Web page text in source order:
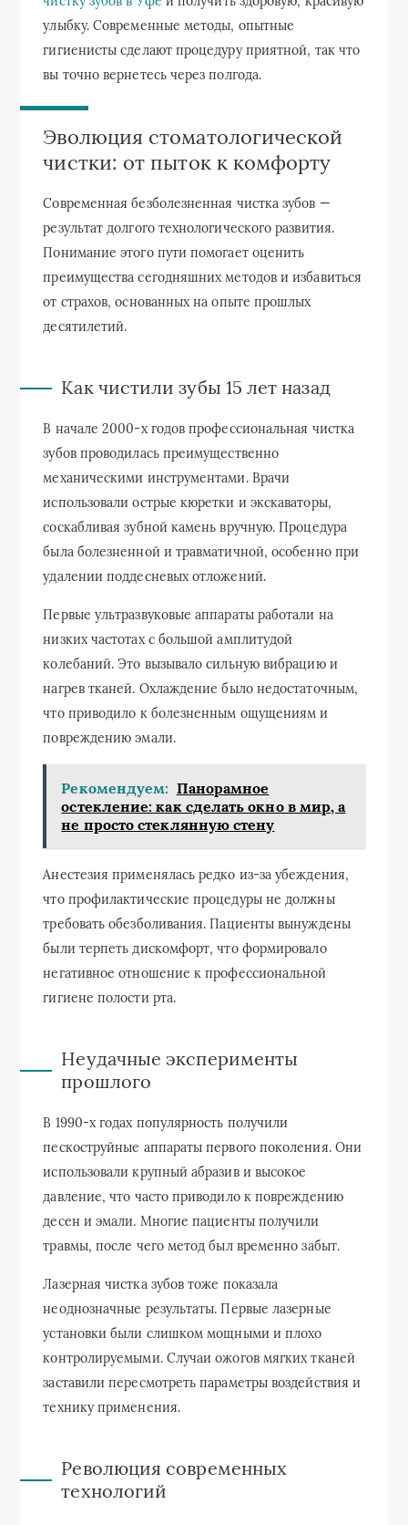
улыбку. Современные методы, опытные
гигиенисты сделают процедуру приятной, так что
вы точно вернетесь через полгода.
Эволюция стоматологической
чистки: от пыток к комфорту
Современная безболезненная чистка зубов —
результат долгого технологического развития.
Понимание этого пути помогает оценить
преимущества сегодняшних методов и избавиться
от страхов, основанных на опыте прошлых
десятилетий.
Как чистили зубы 15 лет назад
В начале 2000-х годов профессиональная чистка
зубов проводилась преимущественно
механическими инструментами. Врачи
использовали острые кюретки и экскаваторы,
соскабливая зубной камень вручную. Процедура
была болезненной и травматичной, особенно при
удалении поддесневых отложений.
Первые ультразвуковые аппараты работали на
низких частотах с большой амплитудой
колебаний. Это вызывало сильную вибрацию и
нагрев тканей. Охлаждение было недостаточным,
что приводило к болезненным ощущениям и
повреждению эмали.
Рекомендуем: Панорамное
остекление: как сделать окно в мир, а
не просто стеклянную стену
Анестезия применялась редко из-за убеждения,
что профилактические процедуры не должны
требовать обезболивания. Пациенты вынуждены
были терпеть дискомфорт, что формировало
негативное отношение к профессиональной
гигиене полости рта.
Неудачные эксперименты
прошлого
В 1990-х годах популярность получили
пескоструйные аппараты первого поколения. Они
использовали крупный абразив и высокое
давление, что часто приводило к повреждению
десен и эмали. Многие пациенты получили
травмы, после чего метод был временно забыт.
Лазерная чистка зубов тоже показала
неоднозначные результаты. Первые лазерные
установки были слишком мощными и плохо
контролируемыми. Случаи ожогов мягких тканей
заставили пересмотреть параметры воздействия и
технику применения.
Революция современных
технологий